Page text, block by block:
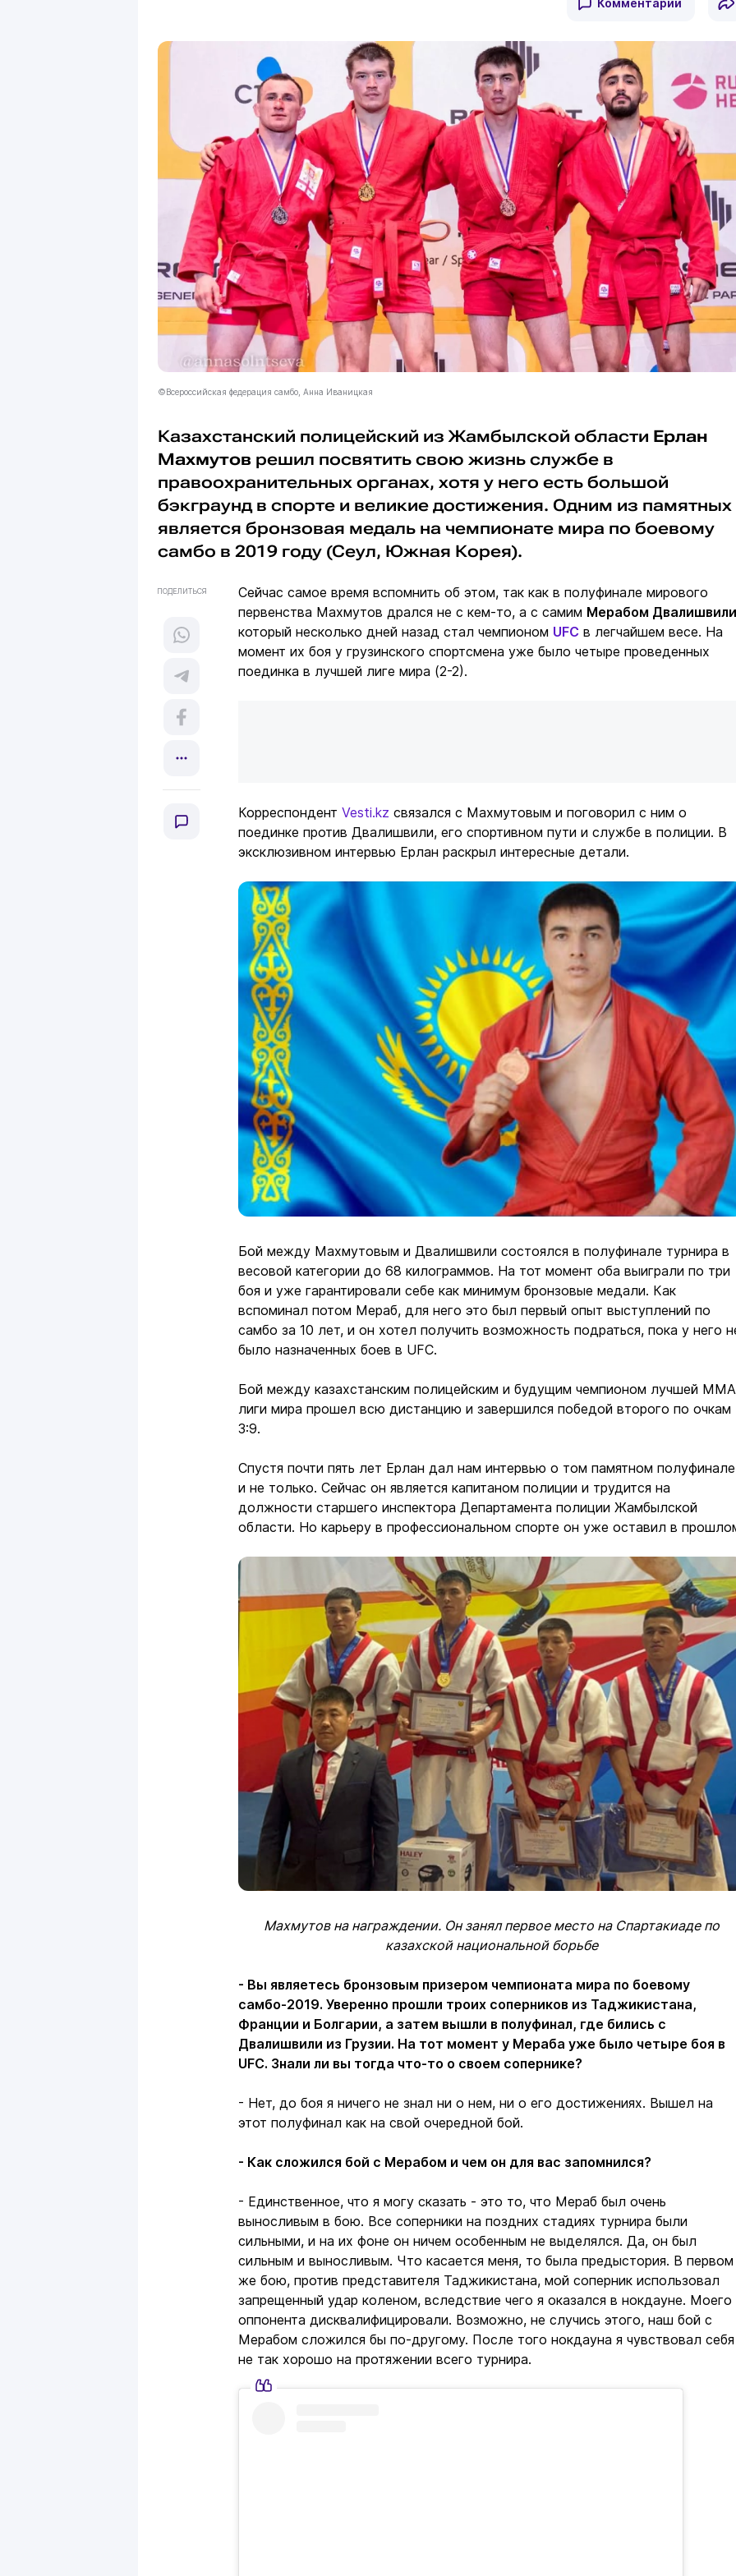
Комментарии
©Всероссийская федерация самбо, Анна Иваницкая
Казахстанский полицейский из Жамбылской области Ерлан
Махмутов решил посвятить свою жизнь службе в
правоохранительных органах, хотя у него есть большой
бэкграунд в спорте и великие достижения. Одним из памятных
является бронзовая медаль на чемпионате мира по боевому
самбо в 2019 году (Сеул, Южная Корея).
ПОДЕЛИТЬСЯ
Сейчас самое время вспомнить об этом, так как в полуфинале мирового
первенства Махмутов дрался не с кем-то, а с самим Мерабом Двалишвили
который несколько дней назад стал чемпионом UFC в легчайшем весе. На
момент их боя у грузинского спортсмена уже было четыре проведенных
поединка в лучшей лиге мира (2-2).
Корреспондент Vesti.kz связался с Махмутовым и поговорил с ним о
поединке против Двалишвили, его спортивном пути и службе в полиции. В
эксклюзивном интервью Ерлан раскрыл интересные детали.
Бой между Махмутовым и Двалишвили состоялся в полуфинале турнира в
весовой категории до 68 килограммов. На тот момент оба выиграли по три
боя и уже гарантировали себе как минимум бронзовые медали. Как
вспоминал потом Мераб, для него это был первый опыт выступлений по
самбо за 10 лет, и он хотел получить возможность подраться, пока у него
было назначенных боев в UFC.
Бой между казахстанским полицейским и будущим чемпионом лучшей
лиги мира прошел всю дистанцию и завершился победой второго по очкам
3:9.
Спустя почти пять лет Ерлан дал нам интервью о том памятном полуфинале
и не только. Сейчас он является капитаном полиции и трудится на
должности старшего инспектора Департамента полиции Жамбылской
области. Но карьеру в профессиональном спорте он уже оставил в
Махмутов на награждении. Он занял первое место на Спартакиаде по
казахской национальной борьбе
- Вы являетесь бронзовым призером чемпионата мира по боевому
самбо-2019. Уверенно прошли троих соперников из Таджикистана,
Франции и Болгарии, а затем вышли в полуфинал, где бились с
Двалишвили из Грузии. На тот момент у Мераба уже было четыре боя в
UFC. Знали ли вы тогда что-то о своем сопернике?
- Нет, до боя я ничего не знал ни о нем, ни о его достижениях. Вышел на
этот полуфинал как на свой очередной бой.
- Как сложился бой с Мерабом и чем он для вас запомнился?
- Единственное, что я могу сказать - это то, что Мераб был очень
выносливым в бою. Все соперники на поздних стадиях турнира были
сильными, и на их фоне он ничем особенным не выделялся. Да, он был
сильным и выносливым. Что касается меня, то была предыстория. В первом
же бою, против представителя Таджикистана, мой соперник использовал
запрещенный удар коленом, вследствие чего я оказался в нокдауне. Моего
оппонента дисквалифицировали. Возможно, не случись этого, наш бой с
Мерабом сложился бы по-другому. После того нокдауна я чувствовал себя
не так хорошо на протяжении всего турнира.